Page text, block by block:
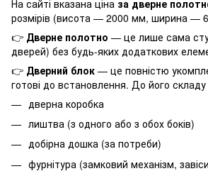
На сайті вказана ціна за дверне
розмірів (висота — 2000 мм, ширина —
👉 Дверне полотно — це лише сама
дверей) без будь-яких додаткових
👉 Дверний блок — це повністю
готові до встановлення. До його
дверна коробка
лиштва (з одного або з обох боків)
добірна дошка (за потреби)
фурнітура (замковий механізм,